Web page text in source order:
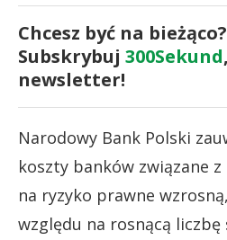
Chcesz być na bieżąco?
Subskrybuj 300Sekund
newsletter!
Narodowy Bank Polski
koszty banków związane
na ryzyko prawne
względu na rosnącą